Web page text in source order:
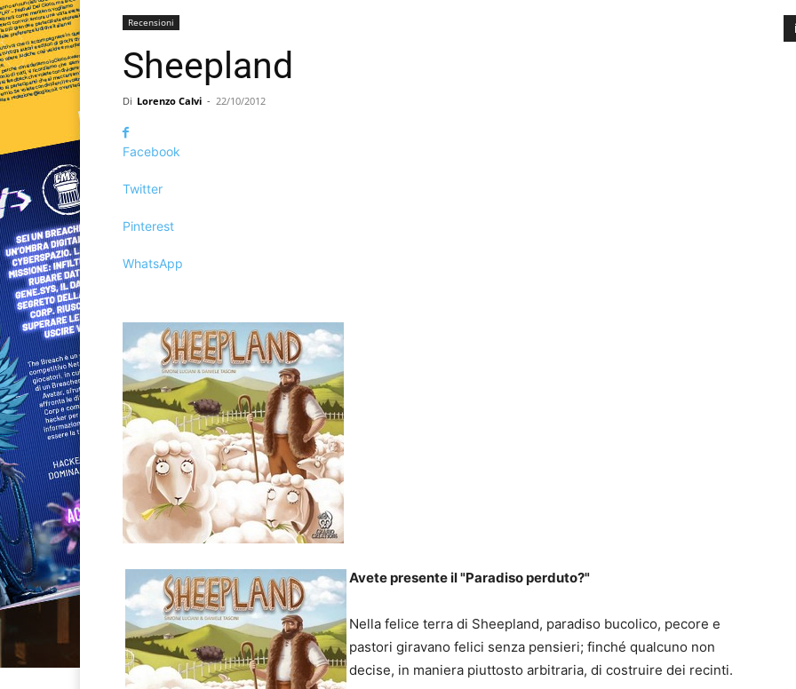
Recensioni
Sheepland
Di Lorenzo Calvi - 22/10/2012
Facebook
Twitter
Pinterest
WhatsApp
Avete presente il "Paradiso perduto?"
Nella felice terra di Sheepland, paradiso bucolico, pecore e
pastori giravano felici senza pensieri; finché qualcuno non
decise, in maniera piuttosto arbitraria, di costruire dei recinti.